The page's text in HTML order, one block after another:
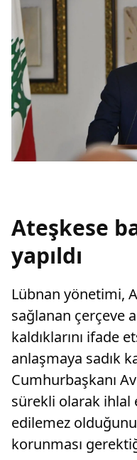
Ateşkese
yapıldı
Lübnan yönetimi,
sağlanan çerçeve
kaldıklarını ifade
anlaşmaya sadık
Cumhurbaşkanı
sürekli olarak ihlal
edilemez
korunması